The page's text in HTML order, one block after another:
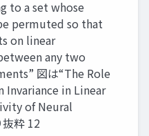
to a set whose
permuted so that
on linear
any two
図は“The Role
in Linear
of Neural
粋 12